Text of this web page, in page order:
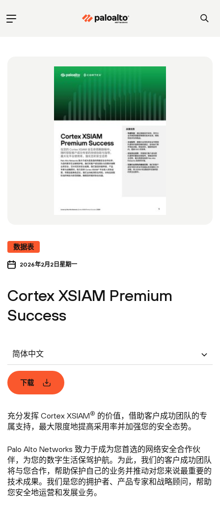
数据表
2026年2月2日星期一
Cortex XSIAM Premium
Success
简体中文
下载
充分发挥 Cortex XSIAM® 的价值，借助客户成功团队的专
属支持，最大限度地提高采用率并加强您的安全态势。
Palo Alto Networks 致力于成为您首选的网络安全合作伙
伴，为您的数字生活保驾护航。为此，我们的客户成功团队
将与您合作，帮助保护自己的业务并推动对您来说最重要的
技术成果。我们是您的拥护者、产品专家和战略顾问，帮助
您安全地运营和发展业务。